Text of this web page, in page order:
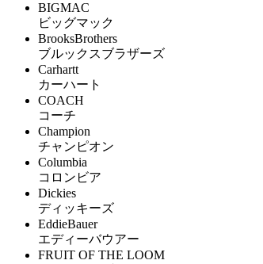
BIGMAC
ビッグマック
BrooksBrothers
ブルックスブラザーズ
Carhartt
カーハート
COACH
コーチ
Champion
チャンピオン
Columbia
コロンビア
Dickies
ディッキーズ
EddieBauer
エディーバウアー
FRUIT OF THE LOOM